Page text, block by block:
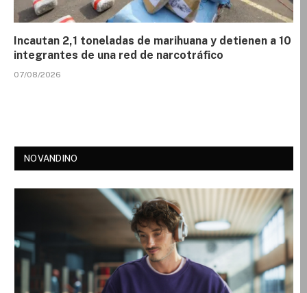
Incautan 2,1 toneladas de marihuana y detienen a 10
integrantes de una red de narcotráfico
07/08/2026
NOVANDINO